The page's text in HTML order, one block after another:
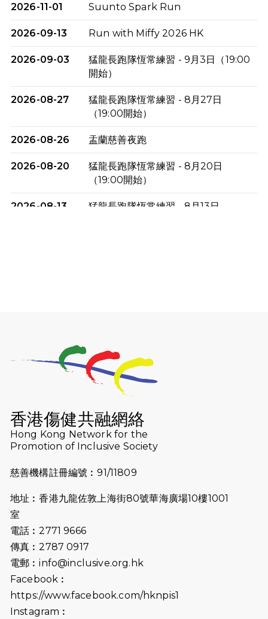
2026-11-01 Suunto Spark Run
2026-09-13 Run with Miffy 2026 HK
2026-09-03
猛龍長跑隊恆常練習 - 9月3日（19:00
開始）
2026-08-27
猛龍長跑隊恆常練習 - 8月27日
（19:00開始）
2026-08-26 盂蘭慈善夜跑
2026-08-20
猛龍長跑隊恆常練習 - 8月20日
（19:00開始）
2026-08-13
猛龍長跑隊恆常練習 - 8月13日
2026-07-23
猛龍長跑隊恆常練習 - 7月23日
（19:00開始）
猛龍長跑隊恆常練習 - 7月16日
2026-07-10
【猛龍戈壁118公里分享暨香港傷健共
融網絡15周年晚宴】
2026-07-09
猛龍長跑隊恆常練習 - 7月9日（19:00
2026-07-02
2026-06-25
（19:00開始）
2026-06-18
猛龍長跑隊恆常練習 - 6月18日
香港傷健共融網絡
Hong Kong Network for the
Promotion of Inclusive Society
慈善機構註冊編號︰91/11809
地址︰香港九龍佐敦上海街80號華海廣場10樓1001
室
電話︰2771 9666
傳真︰2787 0917
電郵︰info@inclusive.org.hk
Facebook︰
https://www.facebook.com/hknpis1
Instagram︰